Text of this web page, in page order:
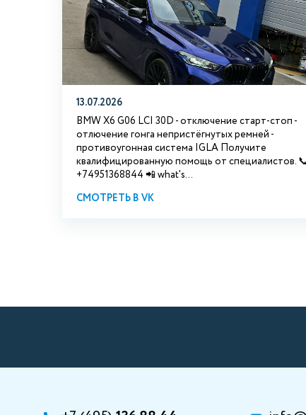
13.07.2026
BMW X6 G06 LCI 30D - отключение старт-стоп -
отлючение гонга непристёгнутых ремней -
противоугонная система IGLA Получите
квалифицированную помощь от специалистов.
+74951368844 📲 what's...
СМОТРЕТЬ В VK